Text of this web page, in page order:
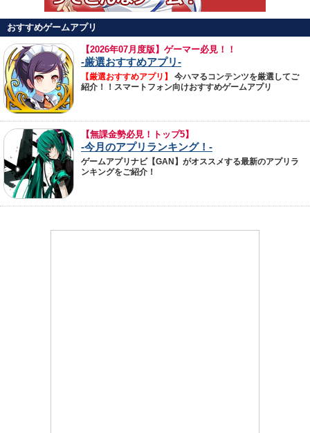
おすすめゲームアプリ
【2026年07月度版】ゲーマー必見！！
-厳選おすすめアプリ-
【厳選おすすめアプリ】
今ハマるコンテンツを厳選してご
紹介！！スマートフォン向けおすすめゲームアプリ
【無課金勢必見！トップ5】
-今月のアプリランキング！-
ゲームアプリナビ【GAN】がオススメする最新のアプリラ
ンキングをご紹介！